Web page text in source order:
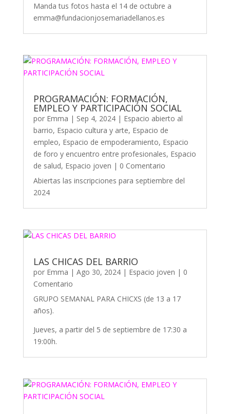
Manda tus fotos hasta el 14 de octubre a
emma@fundacionjosemariadellanos.es
PROGRAMACIÓN: FORMACIÓN,
EMPLEO Y PARTICIPACIÓN SOCIAL
por Emma | Sep 4, 2024| Espacio abierto al
barrio, Espacio cultura y arte, Espacio de
empleo, Espacio de empoderamiento, Espacio
de foro y encuentro entre profesionales, Espacio
de salud, Espacio joven | 0 Comentario
Abiertas las inscripciones para septiembre del
2024
LAS CHICAS DEL BARRIO
por Emma | Ago 30, 2024| Espacio joven | 0
Comentario
GRUPO SEMANAL PARA CHICXS (de 13 a 17
años).
Jueves, a partir del 5 de septiembre de 17:30 a
19:00h.